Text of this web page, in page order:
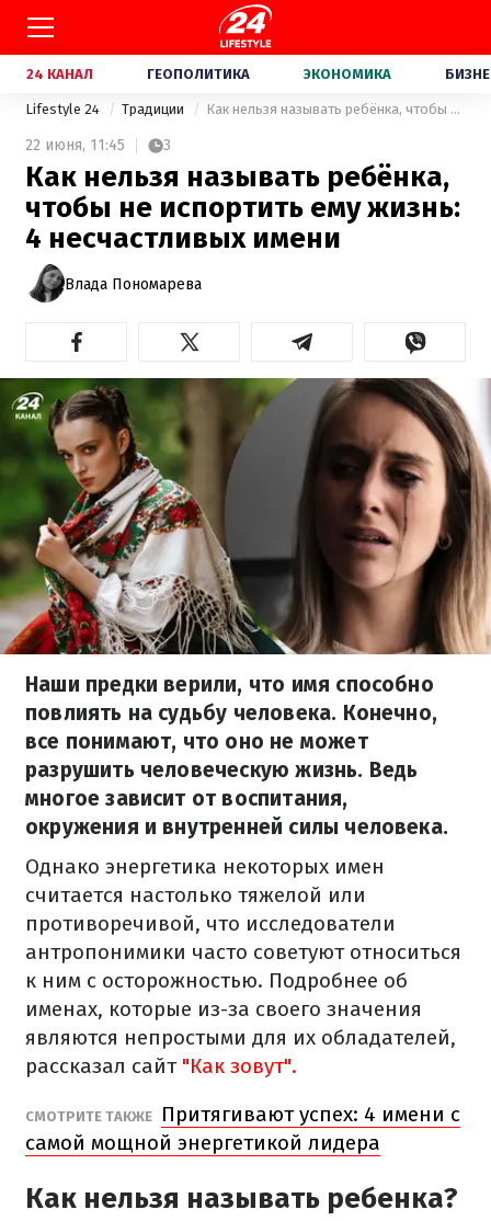
24 КАНАЛ ГЕОПОЛИТИКА ЭКОНОМИКА
Lifestyle 24 Традиции Как нельзя называть ребёнка, чтобы не испортить ему жизнь: 4 несчастливых имени
22 июня, 11:45 3
Как нельзя называть ребёнка,
чтобы не испортить ему жизнь:
4 несчастливых имени
Влада Пономарева
Наши предки верили, что имя способно
повлиять на судьбу человека. Конечно,
все понимают, что оно не может
разрушить человеческую жизнь. Ведь
многое зависит от воспитания,
окружения и внутренней силы человека.
Однако энергетика некоторых имен
считается настолько тяжелой или
противоречивой, что исследователи
антропонимики часто советуют относиться
к ним с осторожностью. Подробнее об
именах, которые из-за своего значения
являются непростыми для их обладателей,
рассказал сайт "Как зовут".
СМОТРИТЕ ТАКЖЕ
Притягивают успех: 4 имени с
самой мощной энергетикой лидера
Как нельзя называть ребенка?